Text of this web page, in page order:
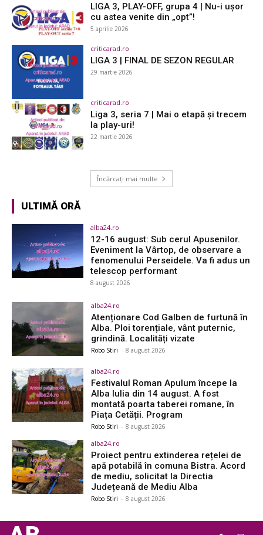
LIGA 3, PLAY-OFF, grupa 4 | Nu-i ușor
cu astea venite din „opt”!
5 aprilie 2026
criticarad.ro
LIGA 3 | FINAL DE SEZON REGULAR
29 martie 2026
criticarad.ro
Liga 3, seria 7 | Mai o etapă și trecem
la play-uri!
22 martie 2026
Încărcați mai multe
ULTIMĂ ORĂ
alba24.ro
12-16 august: Sub cerul Apusenilor.
Eveniment la Vârtop, de observare a
fenomenului Perseidele. Va fi adus un
telescop performant
8 august 2026
alba24.ro
Atenționare Cod Galben de furtună în
Alba. Ploi torențiale, vânt puternic,
grindină. Localități vizate
Robo Stiri - 8 august 2026
alba24.ro
Festivalul Roman Apulum începe la
Alba Iulia din 14 august. A fost
montată poarta taberei romane, în
Piața Cetății. Program
Robo Stiri - 8 august 2026
alba24.ro
Proiect pentru extinderea rețelei de
apă potabilă în comuna Bistra. Acord
de mediu, solicitat la Directia
Județeană de Mediu Alba
Robo Stiri - 8 august 2026